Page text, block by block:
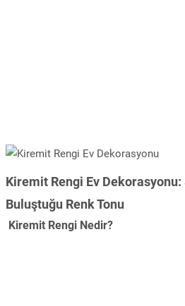
Kiremit Rengi Ev Dekorasyonu:
Buluştuğu Renk Tonu
Kiremit Rengi Nedir?